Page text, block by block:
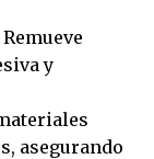
y
asegurando